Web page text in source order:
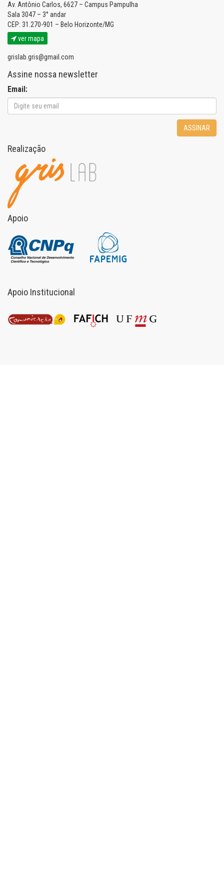
Av. Antônio Carlos, 6627 – Campus Pampulha
Sala 3047 – 3° andar
CEP: 31.270-901 – Belo Horizonte/MG
ver mapa
grislab.gris@gmail.com
Assine nossa newsletter
Email:
ASSINAR
Realização
Apoio
Apoio Institucional